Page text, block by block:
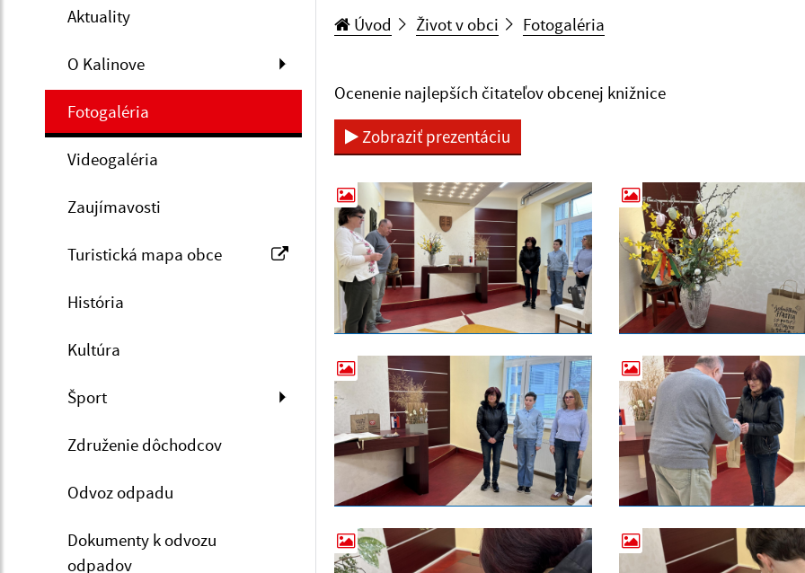
Aktuality
O Kalinove
Fotogaléria
Videogaléria
Zaujímavosti
Turistická mapa obce
História
Kultúra
Šport
Združenie dôchodcov
Odvoz odpadu
Dokumenty k odvozu
odpadov
Úvod Život v obci Fotogaléria
Ocenenie najlepších čitateľov obcenej knižnice
Zobraziť prezentáciu